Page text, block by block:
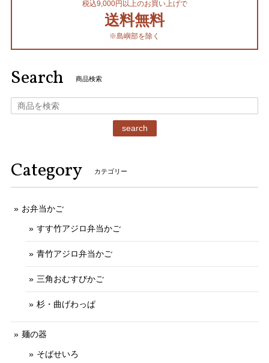
税込9,000円以上のお買い上げで
送料無料
※島嶼部を除く
Search 商品検索
search
Category カテゴリー
お弁当かご
すす竹アジロ弁当かご
青竹アジロ弁当かご
三角おむすびかご
杉・曲げわっぱ
麺の器
そばせいろ